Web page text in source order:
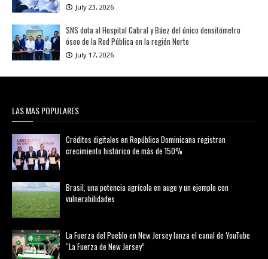
July 23, 2026
SNS dota al Hospital Cabral y Báez del único densitómetro
óseo de la Red Pública en la región Norte
July 17, 2026
LAS MAS POPULARES
Créditos digitales en República Dominicana registran
crecimiento histórico de más de 150%
Brasil, una potencia agrícola en auge y un ejemplo con
vulnerabilidades
La Fuerza del Pueblo en New Jersey lanza el canal de YouTube
“La Fuerza de New Jersey”